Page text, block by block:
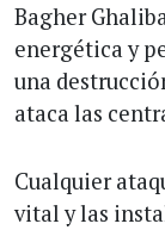
Bagher
energética y
una
ataca las
Cualquier
vital y las